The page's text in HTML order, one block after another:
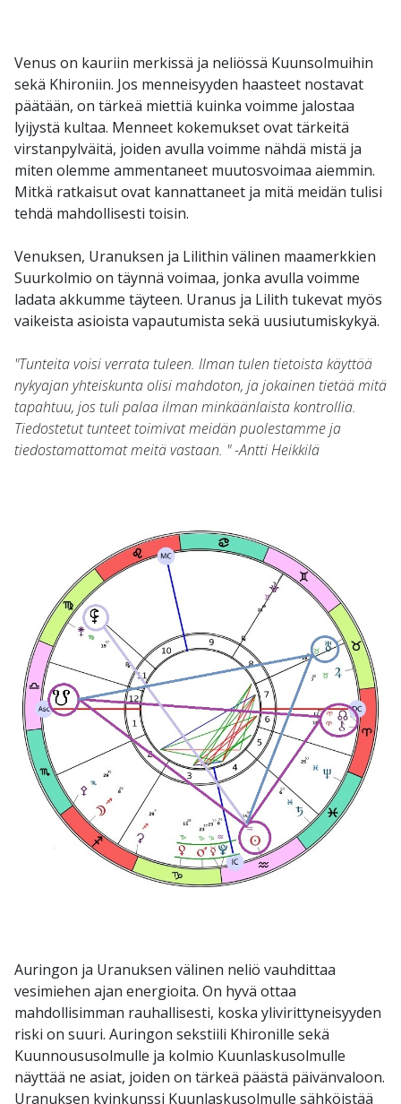
Venus on kauriin merkissä ja neliössä Kuunsolmuihin
sekä Khironiin. Jos menneisyyden haasteet nostavat
päätään, on tärkeä miettiä kuinka voimme jalostaa
lyijystä kultaa. Menneet kokemukset ovat tärkeitä
virstanpylväitä, joiden avulla voimme nähdä mistä ja
miten olemme ammentaneet muutosvoimaa aiemmin.
Mitkä ratkaisut ovat kannattaneet ja mitä meidän tulisi
tehdä mahdollisesti toisin.
Venuksen, Uranuksen ja Lilithin välinen maamerkkien
Suurkolmio on täynnä voimaa, jonka avulla voimme
ladata akkumme täyteen. Uranus ja Lilith tukevat myös
vaikeista asioista vapautumista sekä uusiutumiskykyä.
"Tunteita voisi verrata tuleen. Ilman tulen tietoista käyttöä
nykyajan yhteiskunta olisi mahdoton, ja jokainen tietää mitä
tapahtuu, jos tuli palaa ilman minkäänlaista kontrollia.
Tiedostetut tunteet toimivat meidän puolestamme ja
tiedostamattomat meitä vastaan. " -Antti Heikkilä
Auringon ja Uranuksen välinen neliö vauhdittaa
vesimiehen ajan energioita. On hyvä ottaa
mahdollisimman rauhallisesti, koska ylivirittyneisyyden
riski on suuri. Auringon sekstiili Khironille sekä
Kuunnoususolmulle ja kolmio Kuunlaskusolmulle
näyttää ne asiat, joiden on tärkeä päästä päivänvaloon.
Uranuksen kvinkunssi Kuunlaskusolmulle sähköistää